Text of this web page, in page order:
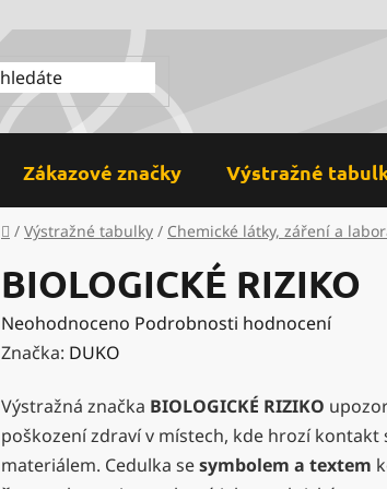
Zákazové značky Výstražné
Domů
/ Výstražné tabulky / Chemické látky, záření a
BIOLOGICKÉ RIZIKO
Průměrné
hodnocení
je
0,0
z
Neohodnoceno Podrobnosti hodnocení
Značka: DUKO
Výstražná značka BIOLOGICKÉ RIZIKO
poškození zdraví v místech, kde hrozí
materiálem. Cedulka sesymbolem a textem